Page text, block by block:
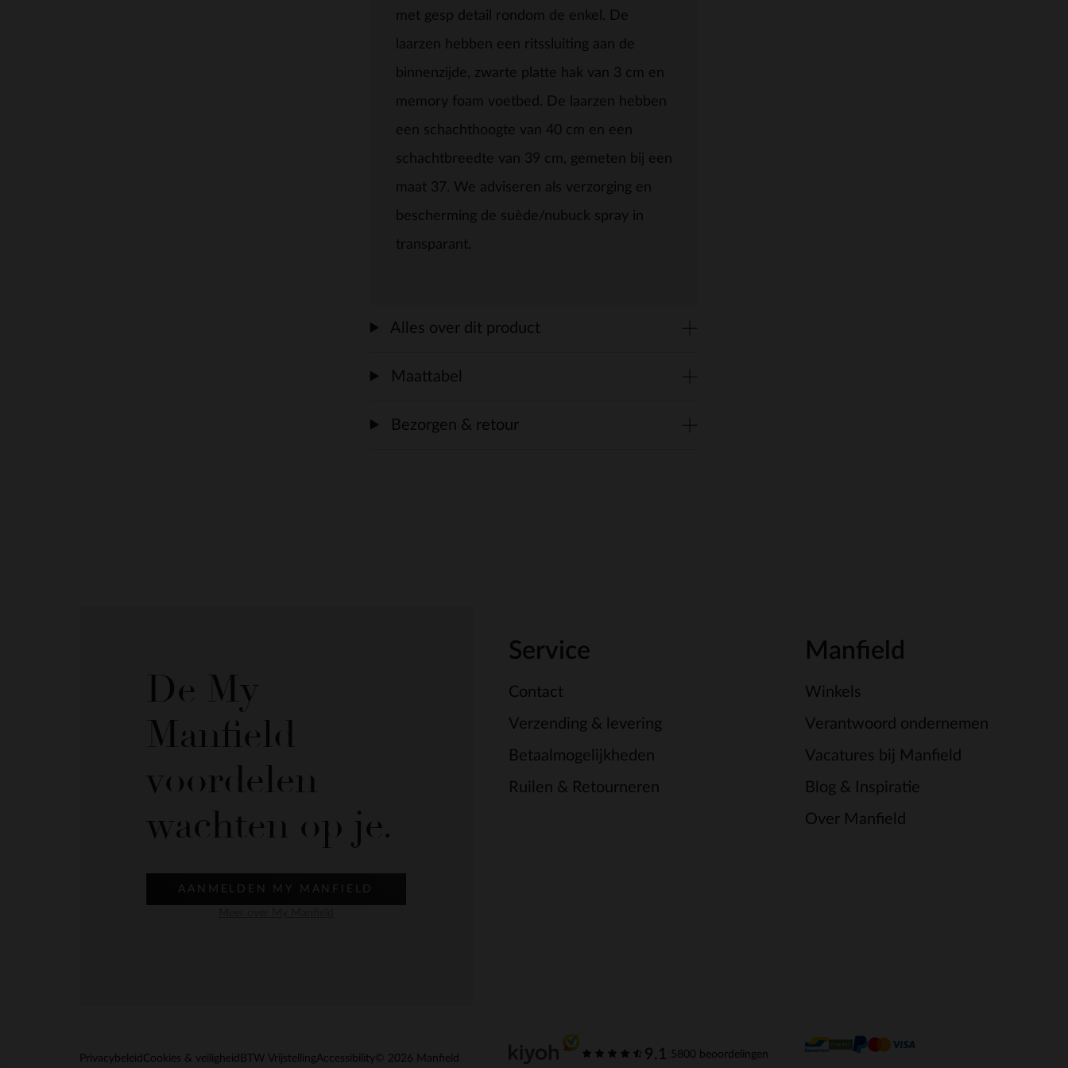
met gesp detail rondom de enkel. De
laarzen hebben een ritssluiting aan de
binnenzijde, zwarte platte hak van 3 cm en
memory foam voetbed. De laarzen hebben
een schachthoogte van 40 cm en een
schachtbreedte van 39 cm, gemeten bij een
maat 37. We adviseren als verzorging en
bescherming de suède/nubuck spray in
transparant.
Alles over dit product
Maattabel
Bezorgen & retour
De My
Manfield
voordelen
wachten op je.
AANMELDEN MY MANFIELD
Service
Contact
Verzending & levering
Betaalmogelijkheden
Ruilen & Retourneren
Manfield
Winkels
Verantwoord ondernemen
Vacatures bij Manfield
Blog & Inspiratie
Over Manfield
9.1 5800 beoordelingen
Privacybeleid Cookies & veiligheid BTW VrijstellingAccessibility © 2026 Manfield